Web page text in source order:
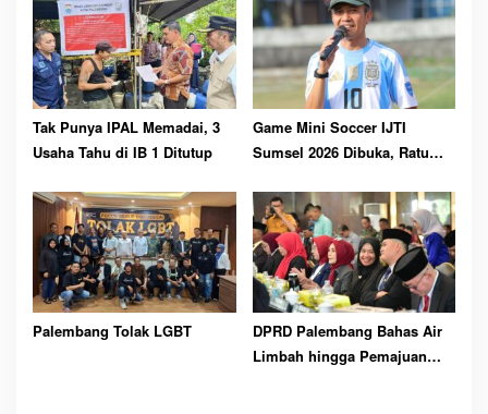
Tak Punya IPAL Memadai, 3
Usaha Tahu di IB 1 Ditutup
Game Mini Soccer IJTI
Sumsel 2026 Dibuka, Ratu
Solidaritas
Palembang Tolak LGBT
DPRD Palembang Bahas Air
Limbah hingga Pemajuan